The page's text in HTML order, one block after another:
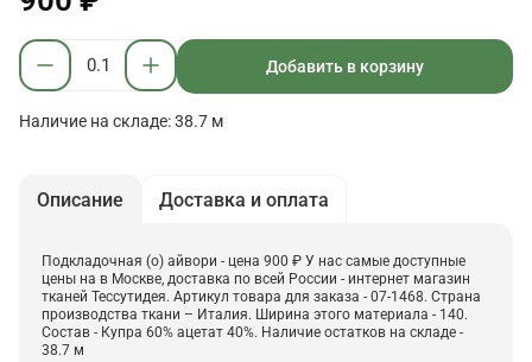
Добавить в корзину
Наличие на складе: 38.7 м
Описание Доставка и оплата
Подкладочная (о) айвори - цена 900 ₽ У нас самые доступные
цены на в Москве, доставка по всей России - интернет магазин
тканей Тессутидея. Артикул товара для заказа - 07-1468. Страна
производства ткани – Италия. Ширина этого материала - 140.
Состав - Купра 60% ацетат 40%. Наличие остатков на складе -
38.7 м